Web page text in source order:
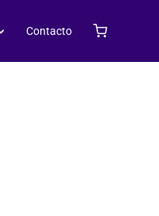
Contacto